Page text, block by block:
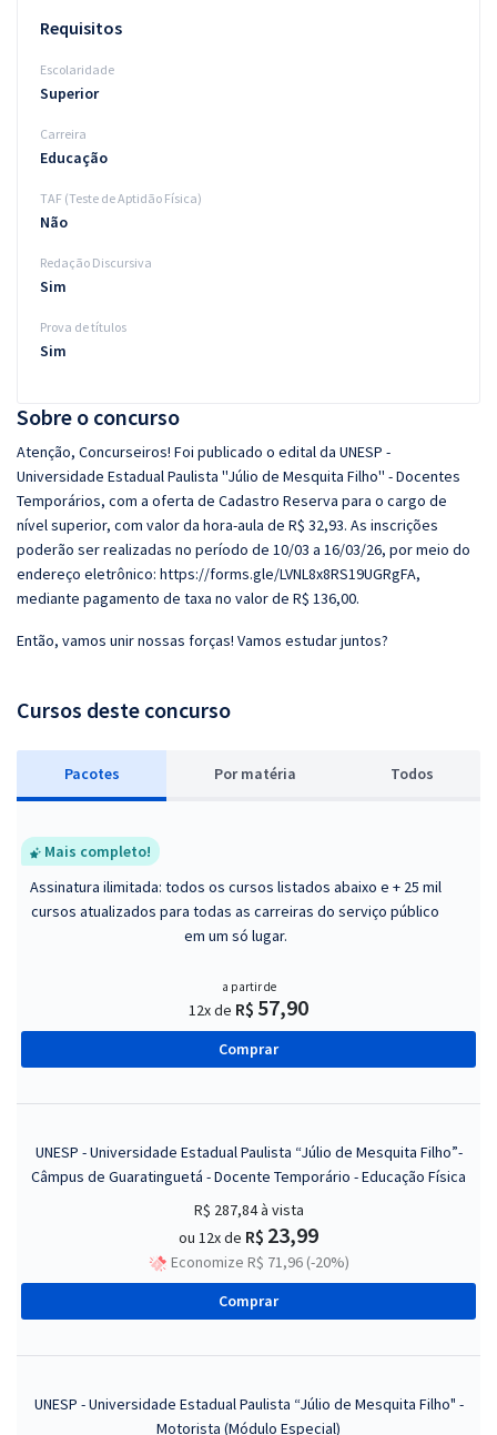
Sobre o concurso
Atenção, Concurseiros! Foi publicado o edital da UNESP -
Universidade Estadual Paulista ''Júlio de Mesquita Filho'' - Docentes
Temporários, com a oferta de Cadastro Reserva para o cargo de
nível superior, com valor da hora-aula de R$ 32,93. As inscrições
poderão ser realizadas no período de 10/03 a 16/03/26, por meio do
endereço eletrônico: https://forms.gle/LVNL8x8RS19UGRgFA,
mediante pagamento de taxa no valor de R$ 136,00.
Então, vamos unir nossas forças! Vamos estudar juntos?
Cursos deste concurso
Pacotes Por matéria Todos
Mais completo!
Assinatura ilimitada: todos os cursos listados abaixo e + 25 mil
cursos atualizados para todas as carreiras do serviço público
em um só lugar.
a partir de
12x de R$ 57,90
Comprar
UNESP - Universidade Estadual Paulista “Júlio de Mesquita Filho”-
Câmpus de Guaratinguetá - Docente Temporário - Educação Física
R$ 287,84à vista
ou 12x de R$ 23,99
Economize R$ 71,96 (-20%)
Comprar
UNESP - Universidade Estadual Paulista “Júlio de Mesquita Filho" -
Motorista (Módulo Especial)
Requisitos
Escolaridade
Superior
Carreira
Educação
TAF (Teste de Aptidão Física)
Não
Redação Discursiva
Sim
Prova de títulos
Sim